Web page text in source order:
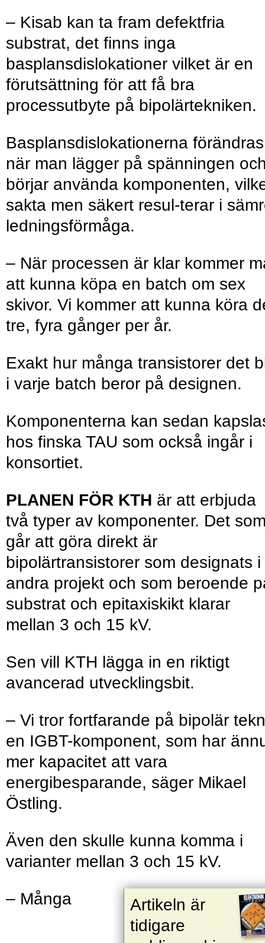
– Kisab kan ta fram defektfria
substrat, det finns inga
basplansdislokationer vilket är en
förutsättning för att få bra
processutbyte på bipolärtekniken.
Basplansdislokationerna förändras
när man lägger på spänningen
börjar använda komponenten,
sakta men säkert resul-terar i
ledningsförmåga.
– När processen är klar kommer
att kunna köpa en batch om sex
skivor. Vi kommer att kunna köra
tre, fyra gånger per år.
Exakt hur många transistorer det
i varje batch beror på designen.
Komponenterna kan sedan
hos finska TAU som också ingår i
konsortiet.
PLANEN FÖR KTH är att erbjuda
två typer av komponenter. Det
går att göra direkt är
bipolärtransistorer som designats i
andra projekt och som beroende
substrat och epitaxiskikt klarar
mellan 3 och 15 kV.
Sen vill KTH lägga in en riktigt
avancerad utvecklingsbit.
– Vi tror fortfarande på bipolär
en IGBT-komponent, som har
mer kapacitet att vara
energibesparande, säger Mikael
Östling.
Även den skulle kunna komma i
varianter mellan 3 och 15 kV.
Artikeln är
tidigare
– Många